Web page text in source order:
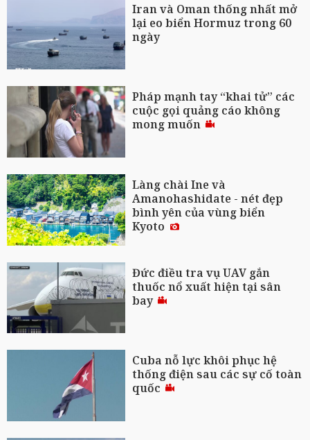
Iran và Oman thống nhất mở
lại eo biển Hormuz trong 60
ngày
Pháp mạnh tay “khai tử” các
cuộc gọi quảng cáo không
mong muốn
Làng chài Ine và
Amanohashidate - nét đẹp
bình yên của vùng biển
Kyoto
Đức điều tra vụ UAV gắn
thuốc nổ xuất hiện tại sân
bay
Cuba nỗ lực khôi phục hệ
thống điện sau các sự cố toàn
quốc